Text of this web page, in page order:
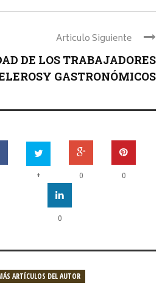
Articulo Siguiente
DE LOS TRABAJADORES
GASTRONÓMICOS
+ 0 0
0
ARTÍCULOS DEL AUTOR